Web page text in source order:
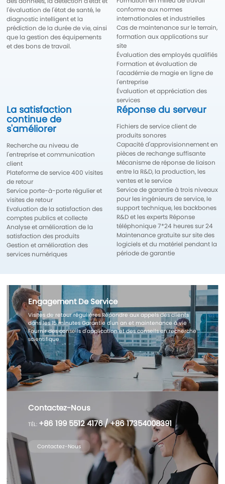
l'évaluation de l'état de santé, le
diagnostic intelligent et la
prédiction de la durée de vie, ainsi
que la gestion des équipements
et des bons de travail.
conforme aux normes
internationales et industrielles
Cas de maintenance sur le terrain,
formation aux applications sur
site
Évaluation des employés qualifiés
Formation et évaluation de
l'académie de magie en ligne de
l'entreprise
Évaluation et appréciation des
services
La satisfaction
continue de
s'améliorer
Recherche au niveau de
l'entreprise et communication
client
Plateforme de service 400 visites
de retour
Service porte-à-porte régulier et
visites de retour
Evaluation de la satisfaction des
comptes publics et collecte
Analyse et amélioration de la
satisfaction des produits
Gestion et amélioration des
services numériques
Réponse du serveur
Fichiers de service client de
produits sonores
Capacité d'approvisionnement en
pièces de rechange suffisante
Mécanisme de réponse de liaison
entre la R&D, la production, les
ventes et le service
Service de garantie à trois niveaux
pour les ingénieurs de service, le
support technique, les backbones
R&D et les experts Réponse
téléphonique 7*24 heures sur 24
Maintenance gratuite sur site des
logiciels et du matériel pendant la
période de garantie
Engagement De Service
Visites de retour régulières Répondre aux appels des clients
dans les 15 minutes Garantie d'un an et maintenance à vie
Fournir des conseils d'application et des conseils en recherche
scientifique
Contactez-Nous
TÉL: +86 199 5512 4176/ +86 17354008391
Contactez-Nous